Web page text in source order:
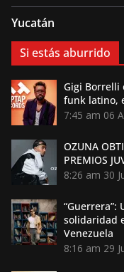
Yucatán
Si estás aburrido
Gigi Borrelli
funk latino,
7:45 am 06
OZUNA
PREMIOS
8:26 am 30
“Guerrera”:
solidaridad
Venezuela
8:16 am 29